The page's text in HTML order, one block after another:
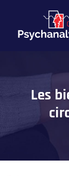
Les